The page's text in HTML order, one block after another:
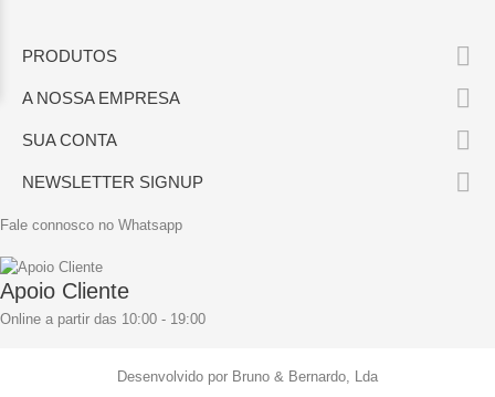
PRODUTOS 
A NOSSA EMPRESA 
SUA CONTA 
NEWSLETTER SIGNUP 
Fale connosco no Whatsapp
Apoio Cliente
Online a partir das 10:00 - 19:00
Desenvolvido por Bruno & Bernardo, Lda